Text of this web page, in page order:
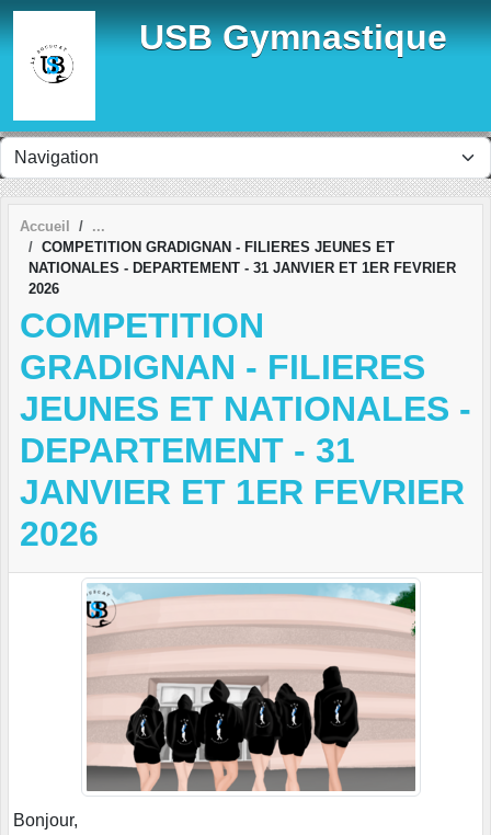
USB Gymnastique
Accueil
COMPETITION GRADIGNAN - FILIERES JEUNES ET
NATIONALES - DEPARTEMENT - 31 JANVIER ET 1ER FEVRIER
2026
COMPETITION
GRADIGNAN - FILIERES
JEUNES ET NATIONALES -
DEPARTEMENT - 31
JANVIER ET 1ER FEVRIER
2026
Bonjour,
Panneau de gestion des cookies